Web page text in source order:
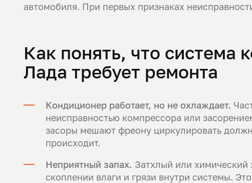
автомобиля. При первых признаках
Как понять, что система
Лада требует ремонта
Кондиционер работает, но не охлаждает.
неисправностью компрессора или
засоры мешают фреону циркулировать
происходит.
Неприятный запах. Затхлый или химический
скоплении влаги и грязи внутри системы.